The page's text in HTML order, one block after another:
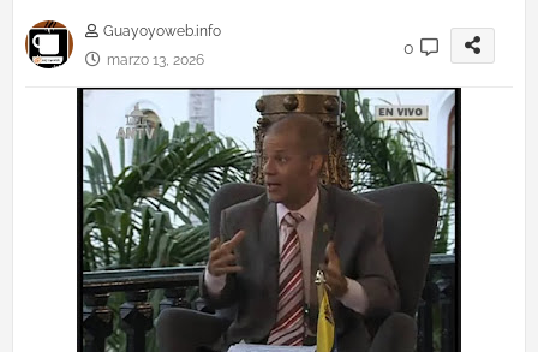
Guayoyoweb.info
marzo 13, 2026
0